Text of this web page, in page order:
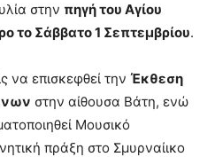
στην πηγή του Αγίου
το Σάββατο 1 Σεπτεμβρίου.
να επισκεφθεί την Έκθεση
στην αίθουσα Βάτη, ενώ
Μουσικό
πράξη στο Σμυρναίικο